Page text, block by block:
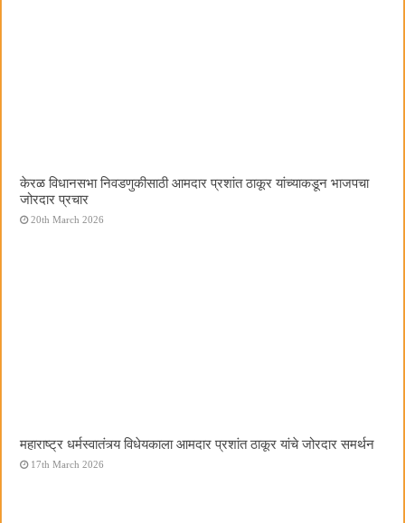
केरळ विधानसभा निवडणुकीसाठी आमदार प्रशांत ठाकूर यांच्याकडून भाजपचा
जोरदार प्रचार
20th March 2026
महाराष्ट्र धर्मस्वातंत्र्य विधेयकाला आमदार प्रशांत ठाकूर यांचे जोरदार समर्थन
17th March 2026